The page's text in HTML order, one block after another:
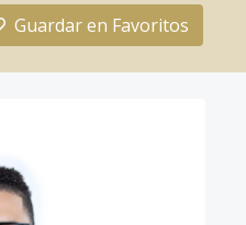
Guardar en Favoritos